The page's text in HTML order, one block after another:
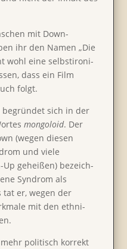
mit Down-
ihr den Namen „Die
wohl eine selbst­iro­ni­
dass ein Film
folgt.
begründet sich in der
mongo­loid. Der
(wegen diesen
und viele
Up geheißen) bezeich­
Syndrom als
tat er, wegen der
mit den ethni­
politisch korrekt